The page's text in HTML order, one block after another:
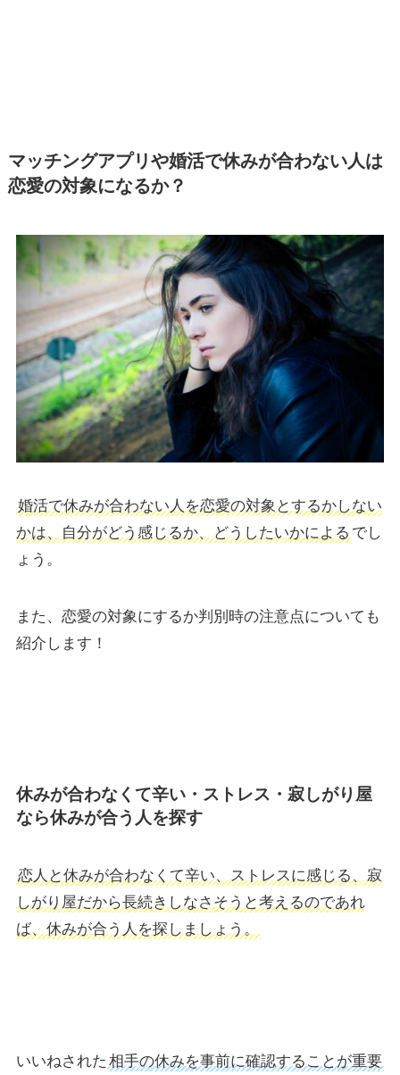
マッチングアプリや婚活で休みが合わない人は
恋愛の対象になるか？
婚活で休みが合わない人を恋愛の対象とするかしない
かは、自分がどう感じるか、どうしたいかによる でし
ょう。
また、恋愛の対象にするか判別時の注意点についても
紹介します！
休みが合わなくて辛い・ストレス・寂しがり屋
なら休みが合う人を探す
恋人と休みが合わなくて辛い、ストレスに感じる、寂
しがり屋だから長続きしなさそうと考えるのであれ
ば、休みが合う人を探しましょう。
いいねされた 相手の休みを事前に確認することが重要